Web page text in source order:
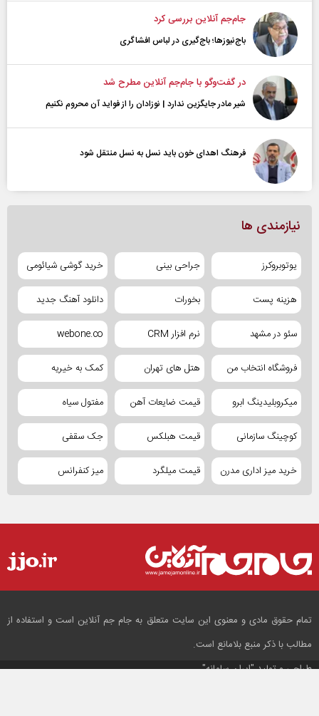
جام‌جم آنلاین بررسی کرد
باج‌نیوزها؛ باج‌گیری در لباس افشاگری
در گفت‌و‌گو با جام‌جم آنلاین مطرح شد
شیر مادر جایگزین ندارد | نوزادان را از فواید آن محروم نکنیم
فرهنگ اهدای خون باید نسل به نسل منتقل شود
نیازمندی ها
یوتوبروکرز جراحی بینی خرید گوشی شیائومی
هزینه پست بخورات دانلود آهنگ جدید
سئو در مشهد نرم افزار CRM webone.co
فروشگاه انتخاب من هتل های تهران کمک به خیریه
میکروبلیدینگ ابرو قیمت ضایعات آهن مفتول سیاه
کوچینگ سازمانی قیمت هبلکس جک سقفی
خرید میز اداری مدرن قیمت میلگرد میز کنفرانس
تمام حقوق مادی و معنوی این سایت متعلق به جام جم آنلاین است و استفاده از
مطالب با ذکر منبع بلامانع است.
طراحی و تولید"ایران سامانه"